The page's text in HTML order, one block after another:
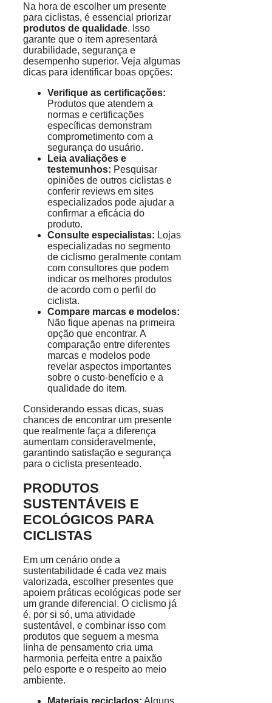
Na hora de escolher um presente
para ciclistas, é essencial priorizar
produtos de qualidade. Isso
garante que o item apresentará
durabilidade, segurança e
desempenho superior. Veja algumas
dicas para identificar boas opções:
Verifique as certificações:
Produtos que atendem a
normas e certificações
específicas demonstram
comprometimento com a
segurança do usuário.
Leia avaliações e
testemunhos: Pesquisar
opiniões de outros ciclistas e
conferir reviews em sites
especializados pode ajudar a
confirmar a eficácia do
produto.
Consulte especialistas: Lojas
especializadas no segmento
de ciclismo geralmente contam
com consultores que podem
indicar os melhores produtos
de acordo com o perfil do
ciclista.
Compare marcas e modelos:
Não fique apenas na primeira
opção que encontrar. A
comparação entre diferentes
marcas e modelos pode
revelar aspectos importantes
sobre o custo-benefício e a
qualidade do item.
Considerando essas dicas, suas
chances de encontrar um presente
que realmente faça a diferença
aumentam consideravelmente,
garantindo satisfação e segurança
para o ciclista presenteado.
PRODUTOS
SUSTENTÁVEIS E
ECOLÓGICOS PARA
CICLISTAS
Em um cenário onde a
sustentabilidade é cada vez mais
valorizada, escolher presentes que
apoiem práticas ecológicas pode ser
um grande diferencial. O ciclismo já
é, por si só, uma atividade
sustentável, e combinar isso com
produtos que seguem a mesma
linha de pensamento cria uma
harmonia perfeita entre a paixão
pelo esporte e o respeito ao meio
ambiente.